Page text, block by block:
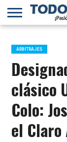
PRIMERA
B
SELECCIÓN
CHILENA
CHILENOS
EN EL
MUNDO
FÚTBOL
ARBITRAJES
clásico
Colo:
el Claro